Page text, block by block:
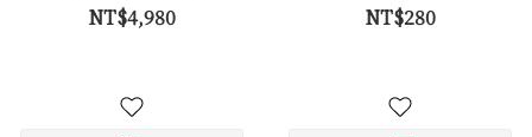
NT$4,980 NT$280